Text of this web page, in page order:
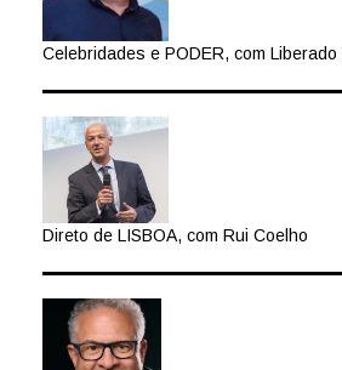
Celebridades e PODER, com Liberado
Direto de LISBOA, com Rui Coelho